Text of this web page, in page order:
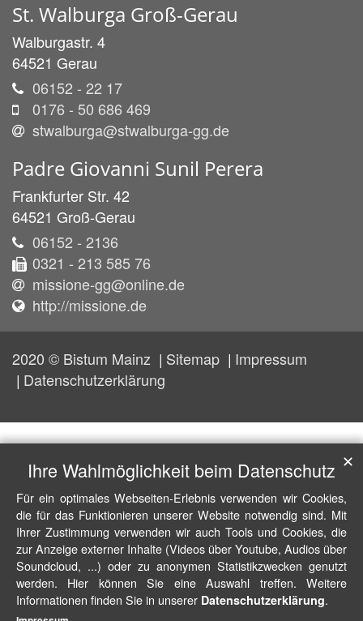
St. Walburga Groß-Gerau
Walburgastr. 4
64521 Gerau
06152 - 22 17
0176 - 50 686 469
stwalburga@stwalburga-gg.de
Padre Giovanni Sunil Perera
Frankfurter Str. 42
64521 Groß-Gerau
06152 - 2136
0321 - 213 585 76
missione-gg@online.de
http://missione.de
2020 © Bistum Mainz Sitemap
Impressum
Datenschutzerklärung
Ihre Wahlmöglichkeit beim Datenschutz
Für ein optimales Webseiten-Erlebnis verwenden wir Cookies,
die für das Funktionieren unserer Website notwendig sind. Mit
Ihrer Zustimmung verwenden wir auch Tools und Cookies, die
zur Anzeige externer Inhalte (Videos über Youtube, Audios über
Soundcloud, ...) oder zu anonymen Statistikzwecken genutzt
werden. Hier können Sie eine Auswahl treffen. Weitere
Informationen finden Sie in unserer Datenschutzerklärung.
✕